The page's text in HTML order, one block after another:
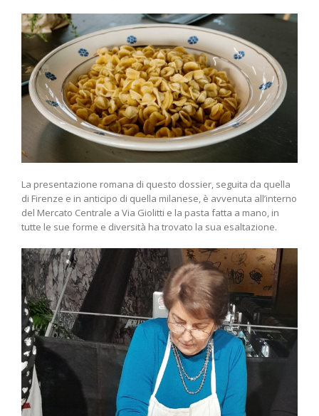
La presentazione romana di questo dossier, seguita da quella
di Firenze e in anticipo di quella milanese, è avvenuta all’interno
del Mercato Centrale a Via Giolitti e la pasta fatta a mano, in
tutte le sue forme e diversità ha trovato la sua esaltazione.